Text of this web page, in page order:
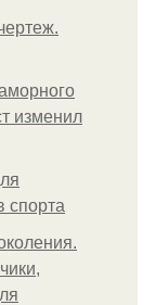
изменил
спорта